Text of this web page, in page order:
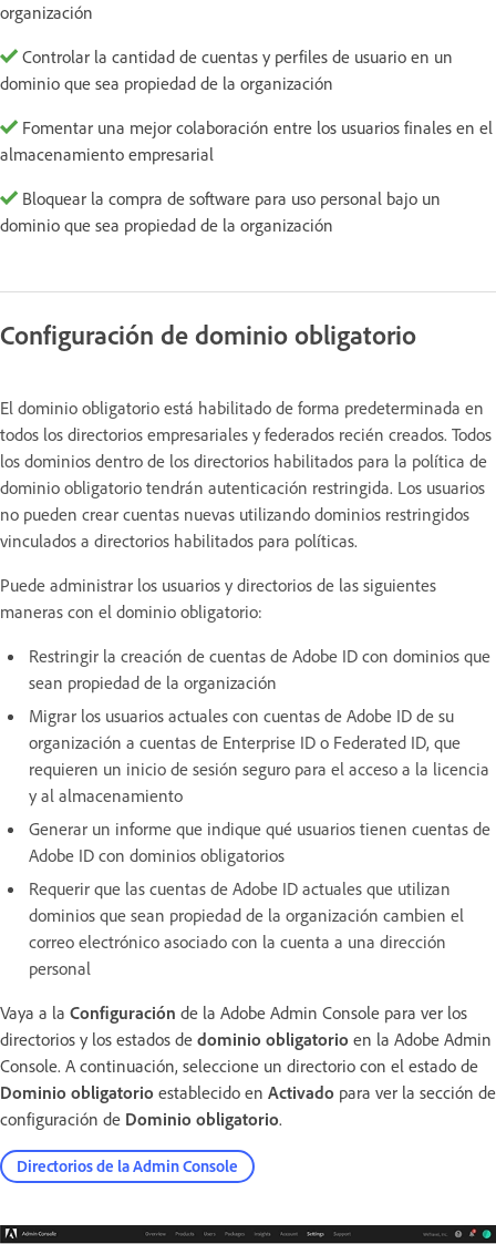
organización
Controlar la cantidad de cuentas y perfiles de usuario en un
dominio que sea propiedad de la organización
Fomentar una mejor colaboración entre los usuarios finales en el
almacenamiento empresarial
Bloquear la compra de software para uso personal bajo un
dominio que sea propiedad de la organización
Configuración de dominio obligatorio
El dominio obligatorio está habilitado de forma predeterminada en
todos los directorios empresariales y federados recién creados. ​Todos
los dominios dentro de los directorios habilitados para la política de
dominio obligatorio tendrán autenticación restringida. Los usuarios
no pueden crear cuentas nuevas utilizando dominios restringidos
vinculados a directorios habilitados para políticas.
Puede administrar los usuarios y directorios de las siguientes
maneras con el dominio obligatorio:
Restringir la creación de cuentas de Adobe ID con dominios que
sean propiedad de la organización
Migrar los usuarios actuales con cuentas de Adobe ID de su
organización a cuentas de Enterprise ID o Federated ID, que
requieren un inicio de sesión seguro para el acceso a la licencia
y al almacenamiento
Generar un informe que indique qué usuarios tienen cuentas de
Adobe ID con dominios obligatorios
Requerir que las cuentas de Adobe ID actuales que utilizan
dominios que sean propiedad de la organización cambien el
correo electrónico asociado con la cuenta a una dirección
personal
Vaya a la Configuración de la Adobe Admin Console para ver los
directorios y los estados de dominio obligatorio en la Adobe Admin
Console. A continuación, seleccione un directorio con el estado de
Dominio obligatorio establecido en Activado para ver la sección de
configuración de Dominio obligatorio.
Directorios de la Admin Console